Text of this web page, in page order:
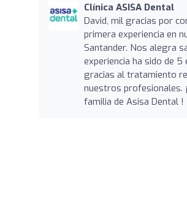
Clínica ASISA Dental
David, mil gracias por
primera experiencia en
Santander. Nos alegra
experiencia ha sido de 5
gracias al tratamiento
nuestros profesionales.
familia de Asisa Dental !